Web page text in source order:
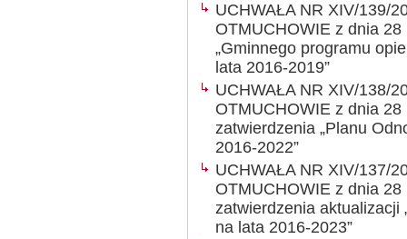
UCHWAŁA NR XIV/139/
OTMUCHOWIE z dnia
„Gminnego programu
lata 2016-2019”
UCHWAŁA NR XIV/138/
OTMUCHOWIE z dnia
zatwierdzenia „Planu
2016-2022”
UCHWAŁA NR XIV/137/
OTMUCHOWIE z dnia
zatwierdzenia aktualizacji
na lata 2016-2023”